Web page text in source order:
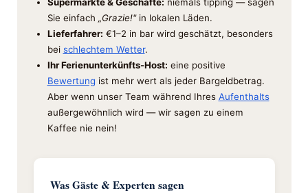
Sie einfach „Grazie!"in lokalen Läden.
Lieferfahrer: €1–2 in bar wird geschätzt, besonders
bei schlechtem Wetter.
Ihr Ferienunterkünfts-Host: eine positive
Bewertung ist mehr wert als jeder Bargeldbetrag.
Aber wenn unser Team während Ihres Aufenthalts
außergewöhnlich wird — wir sagen zu einem
Kaffee nie nein!
Was Gäste & Experten sagen